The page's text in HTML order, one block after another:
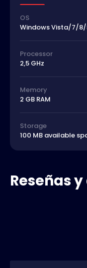
OS
Windows Vista/7/8/
Processor
2,5 GHz
Memory
2 GB RAM
Storage
100 MB available
Reseñas